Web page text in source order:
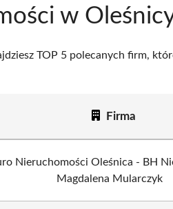
w
TOP 5 polecanych firm,
Firma
Nieruchomości Oleśnica - BH
Magdalena Mularczyk